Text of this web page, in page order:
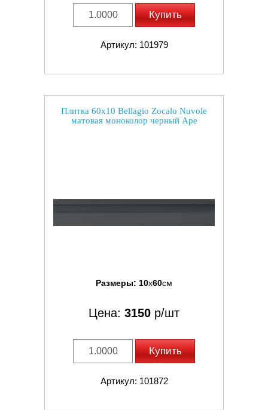
Купить
Артикул: 101979
Плитка 60x10 Bellagio Zocalo Nuvole
матовая моноколор черный Ape
Размеры: 10x60см
Цена: 3150 р/шт
Купить
Артикул: 101872